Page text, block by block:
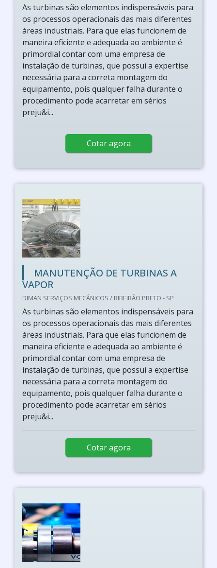
As turbinas são elementos indispensáveis para
os processos operacionais das mais diferentes
áreas industriais. Para que elas funcionem de
maneira eficiente e adequada ao ambiente é
primordial contar com uma empresa de
instalação de turbinas, que possui a expertise
necessária para a correta montagem do
equipamento, pois qualquer falha durante o
procedimento pode acarretar em sérios
preju&i...
Cotar agora
MANUTENÇÃO DE TURBINAS A
VAPOR
DIMAN SERVIÇOS MECÂNICOS / RIBEIRÃO PRETO - SP
As turbinas são elementos indispensáveis para
os processos operacionais das mais diferentes
áreas industriais. Para que elas funcionem de
maneira eficiente e adequada ao ambiente é
primordial contar com uma empresa de
instalação de turbinas, que possui a expertise
necessária para a correta montagem do
equipamento, pois qualquer falha durante o
procedimento pode acarretar em sérios
preju&i...
Cotar agora